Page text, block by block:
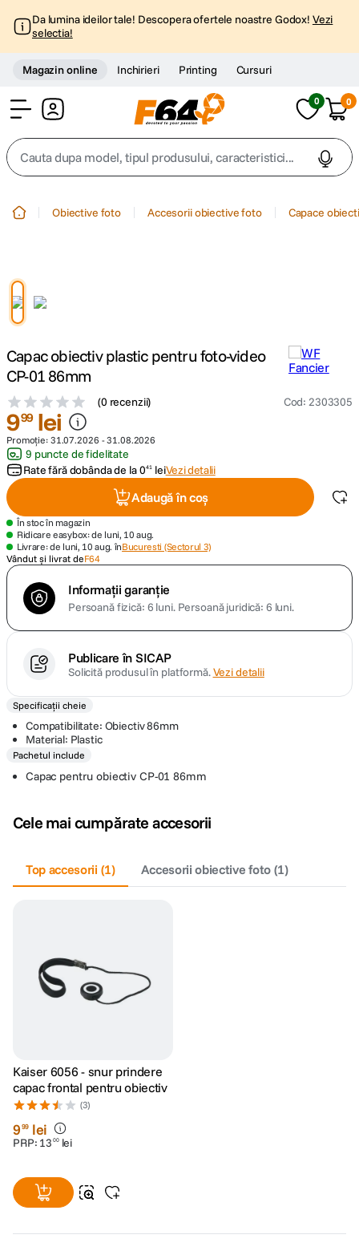
Da lumina ideilor tale! Descopera ofertele noastre Godox! Vezi
selectia!
Magazin online Inchirieri Printing Cursuri
0 0
Cauta dupa model, tipul produsului, caracteristici...
4. peak design
canon sx740 hs
6 . lavaliera
7. sony fx
card memorie
9. dji mic mini
10. dji osmo
Obiective foto Accesorii obiective foto Capace
Capac obiectiv plastic pentru foto-video
CP-01 86mm
(0 recenzii) Cod: 2303305
999 lei
Promoție: 31.07.2026 -31.08.2026
9 puncte de fidelitate
Rate fără dobânda de la041 leiVezi detalii
Adaugă în coș
În stoc în magazin
Ridicare easybox: de luni, 10 aug.
Livrare: de luni, 10 aug. înBucuresti (Sectorul 3)
Vândut și livrat deF64
Informații garanție
Persoană fizică: 6 luni. Persoană juridică: 6 luni.
Publicare în SICAP
Solicită produsul în platformă.Vezi detalii
Specificații cheie
Compatibilitate: Obiectiv 86mm
Material: Plastic
Pachetul include
Capac pentru obiectiv CP-01 86mm
Cele mai cumpărate accesorii
Top accesorii (1) Accesorii obiective foto(1)
Kaiser 6056 - snur prindere
capac frontal pentru obiectiv
(3)
999 lei
PRP: 13 00 lei